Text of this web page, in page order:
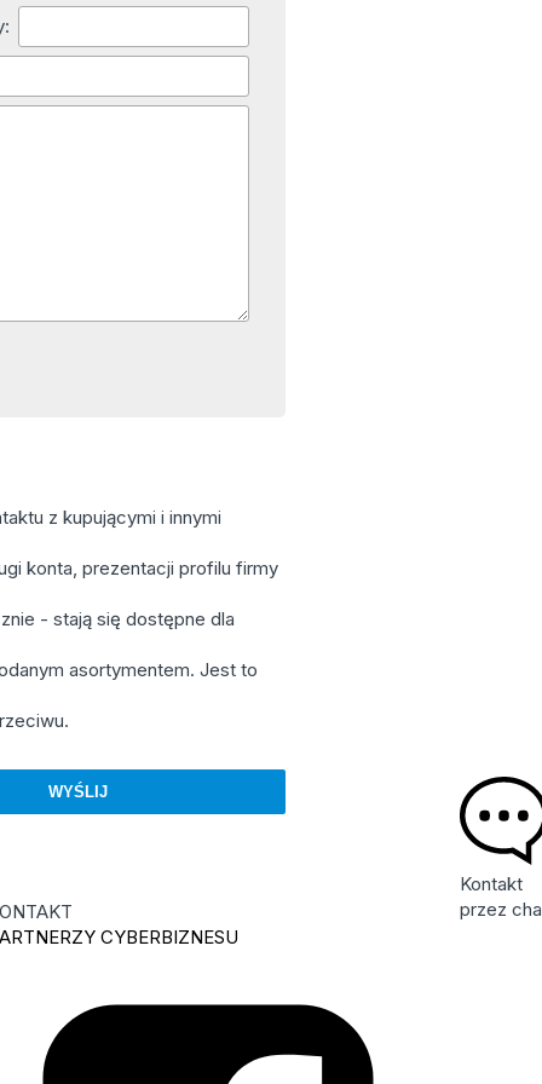
z kupującymi i innymi
konta, prezentacji profilu firmy
- stają się dostępne dla
asortymentem. Jest to
Kontakt
przez
CYBERBIZNESU